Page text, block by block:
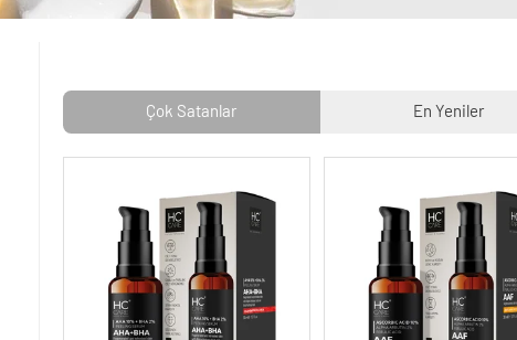
Çok Satanlar En Yeniler